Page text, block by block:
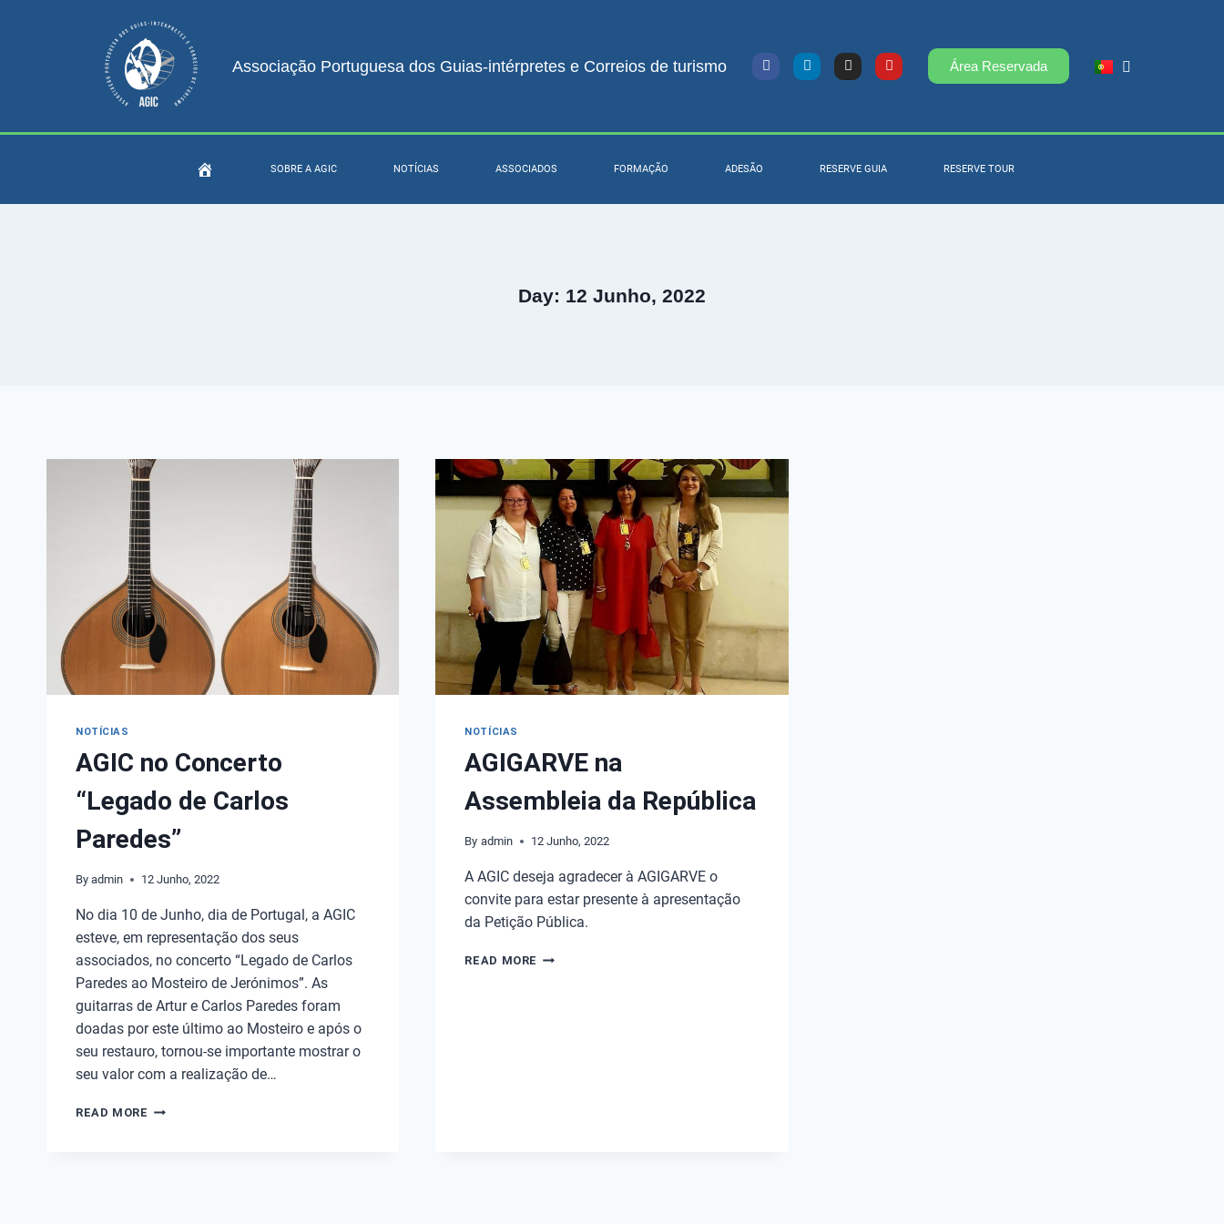
Associação Portuguesa dos Guias-intérpretes e Correios de turismo Área Reservada
SOBRE A AGIC NOTÍCIAS ASSOCIADOS FORMAÇÃO ADESÃO RESERVE GUIA RESERVE TOUR
Day: 12 Junho, 2022
NOTÍCIAS
AGIC no Concerto
“Legado de Carlos
Paredes”
By admin 12 Junho, 2022
No dia 10 de Junho, dia de Portugal, a AGIC
esteve, em representação dos seus
associados, no concerto “Legado de Carlos
Paredes ao Mosteiro de Jerónimos”. As
guitarras de Artur e Carlos Paredes foram
doadas por este último ao Mosteiro e após o
seu restauro, tornou-se importante mostrar o
seu valor com a realização de…
READ MORE
NOTÍCIAS
AGIGARVE na
Assembleia da República
By admin 12 Junho, 2022
A AGIC deseja agradecer à AGIGARVE o
convite para estar presente à apresentação
da Petição Pública.
READ MORE